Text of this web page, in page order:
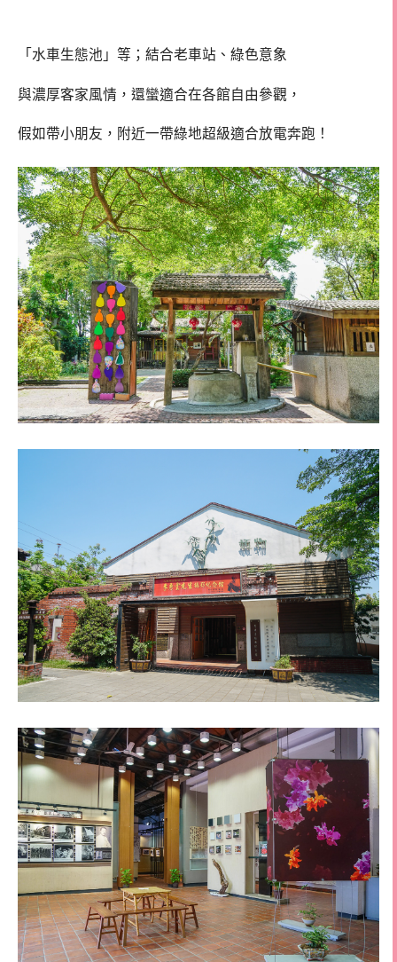
「水車生態池」等；結合老車站、綠色意象
與濃厚客家風情，還蠻適合在各館自由參觀，
假如帶小朋友，附近一帶綠地超級適合放電奔跑！